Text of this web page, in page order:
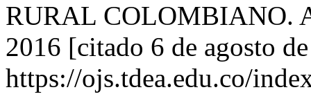
RURAL COLOMBIANO.
2016 [citado 6 de agosto
https://ojs.tdea.edu.co/